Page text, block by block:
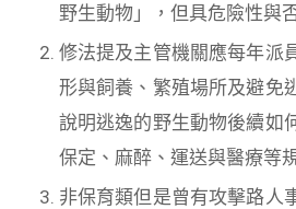
野生動物」，但具危險性與
修法提及主管機關應每年派
形與飼養、繁殖場所及避免
說明逃逸的野生動物後續如
保定、麻醉、運送與醫療等
非保育類但是曾有攻擊路人